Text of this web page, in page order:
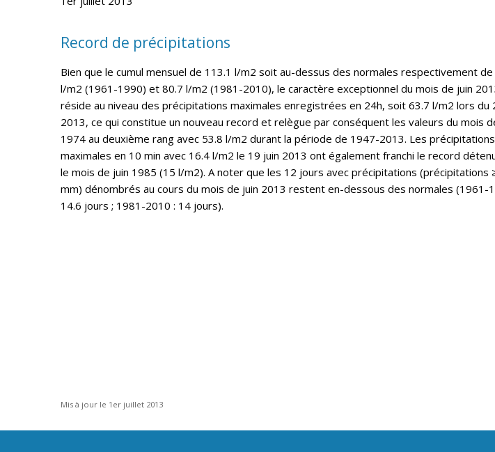
Record de précipitations
Bien que le cumul mensuel de 113.1 l/m2 soit au-dessus des normales respectivement de
l/m2 (1961-1990) et 80.7 l/m2 (1981-2010), le caractère exceptionnel du mois de juin
réside au niveau des précipitations maximales enregistrées en 24h, soit 63.7 l/m2 lors du
2013, ce qui constitue un nouveau record et relègue par conséquent les valeurs du mois
1974 au deuxième rang avec 53.8 l/m2 durant la période de 1947-2013. Les précipitations
maximales en 10 min avec 16.4 l/m2 le 19 juin 2013 ont également franchi le record
le mois de juin 1985 (15 l/m2). A noter que les 12 jours avec précipitations (précipitations
mm) dénombrés au cours du mois de juin 2013 restent en-dessous des normales (1961-
14.6 jours ; 1981-2010 : 14 jours).
Mis à jour le 1er juillet 2013